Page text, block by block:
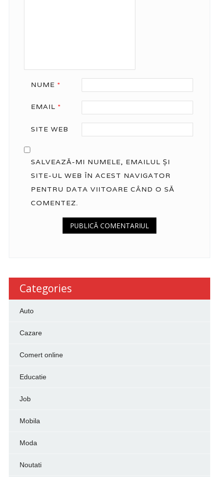
NUME *
EMAIL *
SITE WEB
SALVEAZĂ-MI NUMELE, EMAILUL ȘI
SITE-UL WEB ÎN ACEST NAVIGATOR
PENTRU DATA VIITOARE CÂND O SĂ
COMENTEZ.
Categories
Auto
Cazare
Comert online
Educatie
Job
Mobila
Moda
Noutati